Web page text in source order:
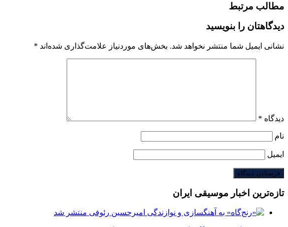
مطالب مرتبط
دیدگاهتان را بنویسید
نشانی ایمیل شما منتشر نخواهد شد. بخش‌های موردنیاز علامت‌گذاری شده‌اند *
دیدگاه *
نام
ایمیل
تازه‌ترین اخبار موسیقی ایران